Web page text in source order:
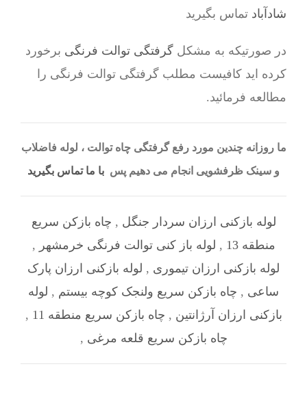
شادآباد تماس بگیرید
در صورتیکه به مشکل گرفتگی توالت فرنگی برخورد
کرده اید کافیست مطلب گرفتگی توالت فرنگی را
مطالعه فرمائید.
ما روزانه چندین مورد رفع گرفتگی چاه توالت ، لوله فاضلاب
و سینک ظرفشویی انجام می دهیم پس با ما تماس بگیرید
لوله بازکنی ارزان سردار جنگل , چاه بازکن سریع
منطقه 13
, لوله باز کنی توالت فرنگی خرمشهر ,
لوله بازکنی ارزان تیموری , لوله بازکنی ارزان پارک
ساعی , چاه بازکن سریع ولنجک کوچه بیستم , لوله
بازکنی ارزان آرژانتین , چاه بازکن سریع منطقه 11
,
چاه بازکن سریع قلعه‌ مرغی ,